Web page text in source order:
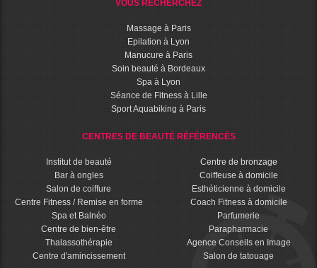
VOUS RECHERCHEZ
Massage à Paris
Epilation à Lyon
Manucure à Paris
Soin beauté à Bordeaux
Spa à Lyon
Séance de Fitness à Lille
Sport Aquabiking à Paris
CENTRES DE BEAUTÉ RÉFÉRENCÉS
Institut de beauté
Bar à ongles
Salon de coiffure
Centre Fitness / Remise en forme
Spa et Balnéo
Centre de bien-être
Thalassothérapie
Centre d'amincissement
Centre de bronzage
Coiffeuse à domicile
Esthéticienne à domicile
Coach Fitness à domicile
Parfumerie
Parapharmacie
Agence Conseils en Image
Salon de tatouage